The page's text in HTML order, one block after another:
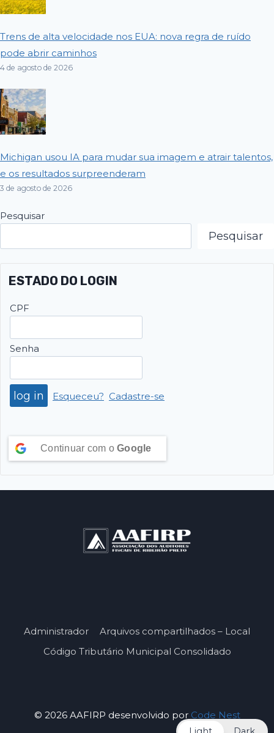
Trens de alta velocidade nos EUA: nova regra de ruído
pode abrir caminhos
4 de agosto de 2026
Michigan usou IA para mudar sua imagem e atrair talentos,
e os resultados surpreenderam
3 de agosto de 2026
Pesquisar
Pesquisar
ESTADO DO LOGIN
CPF
Senha
Esqueceu? Cadastre-se
Continuar com o Google
Administrador
Arquivos compartilhados – Local
Código Tributário Municipal Consolidado
© 2026 AAFIRP desenvolvido por Code Nest